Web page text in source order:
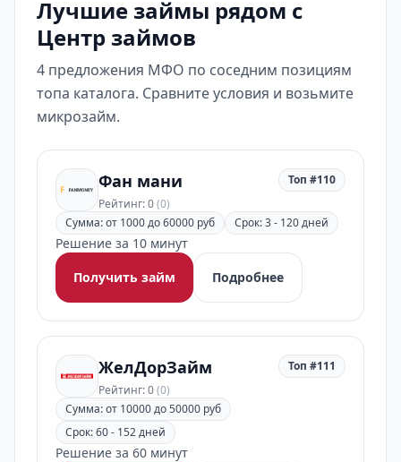
Лучшие займы рядом с
Центр займов
4 предложения МФО по соседним позициям
топа каталога. Сравните условия и возьмите
микрозайм.
Фан мани
Рейтинг: 0(0)
Топ #110
Сумма: от 1000 до 60000 руб Срок: 3 - 120 дней
Решение за 10 минут
Получить займ
Подробнее
ЖелДорЗайм
Рейтинг: 0(0)
Топ #111
Сумма: от 10000 до 50000 руб
Срок: 60 - 152 дней
Решение за 60 минут